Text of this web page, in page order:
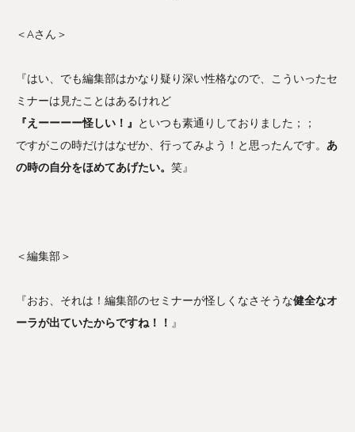
＜Aさん＞
『はい、でも編集部はかなり疑り深い性格なので、こういったセ
ミナーは見たことはあるけれど
『えーーーー怪しい！』 といつも素通りしておりました；；
ですがこの時だけはなぜか、行ってみよう！と思ったんです。 あ
の時の自分をほめてあげたい。 笑』
＜編集部＞
『おお、それは！編集部のセミナーが怪しくなさそうな健全なオ
ーラが出ていたからですね！！ 』